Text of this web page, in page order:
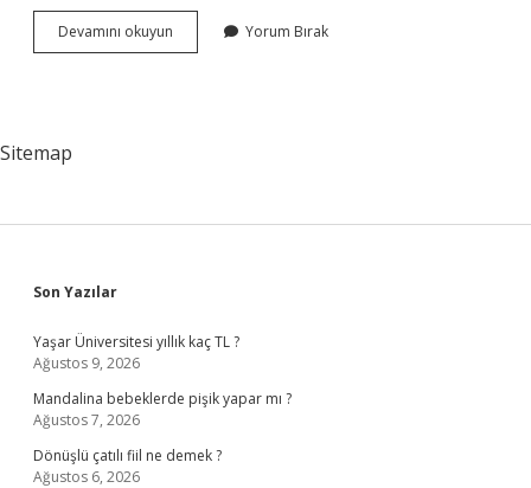
Devamını okuyun Klasörün
Diğer
Yorum Bırak
Sitemap
Sidebar
Son Yazılar
Yaşar Üniversitesi yıllık kaç TL ?
Ağustos 9, 2026
Mandalina bebeklerde pişik yapar mı ?
Ağustos 7, 2026
Dönüşlü çatılı fiil ne demek ?
Ağustos 6, 2026